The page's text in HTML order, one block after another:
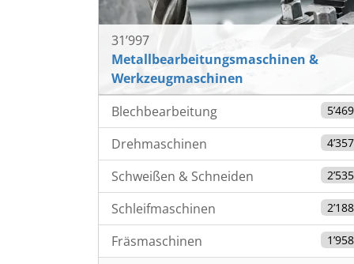
31’997
Metallbearbeitungsmaschinen &
Werkzeugmaschinen
Blechbearbeitung
5’469
Drehmaschinen 4’357
Schweißen & Schneiden 2’535
Schleifmaschinen 2’188
Fräsmaschinen 1’958